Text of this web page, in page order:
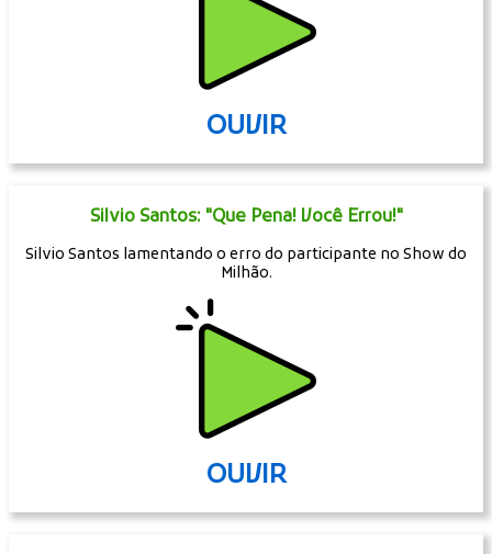
OUVIR
Risada do personagem Denver da série da Netflix La Casa Del
OUVIR